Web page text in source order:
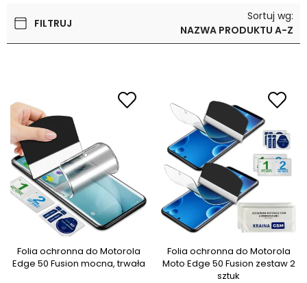
FILTRUJ
Sortuj wg:
NAZWA PRODUKTU A-Z
Folia ochronna do Motorola
Edge 50 Fusion mocna, trwała
Folia ochronna do Motorola
Moto Edge 50 Fusion zestaw 2
sztuk